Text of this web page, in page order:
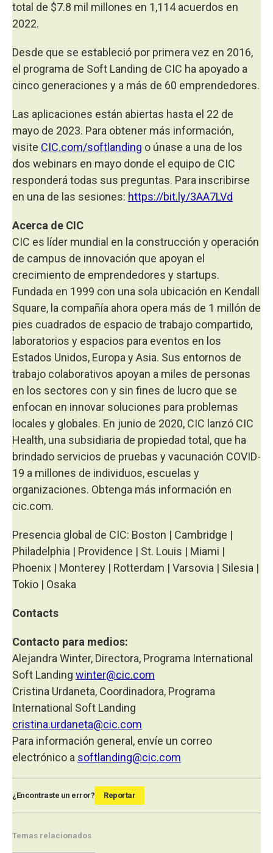
total de $7.8 mil millones en 1,114 acuerdos en
2022.
Desde que se estableció por primera vez en 2016,
el programa de Soft Landing de CIC ha apoyado a
cinco generaciones y a más de 60 emprendedores.
Las aplicaciones están abiertas hasta el 22 de
mayo de 2023. Para obtener más información,
visite CIC.com/softlanding o únase a una de los
dos webinars en mayo donde el equipo de CIC
responderá todas sus preguntas. Para inscribirse
en una de las sesiones: https://bit.ly/3AA7LVd
Acerca de CIC
CIC es líder mundial en la construcción y operación
de campus de innovación que apoyan el
crecimiento de emprendedores y startups.
Fundada en 1999 con una sola ubicación en Kendall
Square, la compañía ahora opera más de 1 millón de
pies cuadrados de espacio de trabajo compartido,
laboratorios y espacios para eventos en los
Estados Unidos, Europa y Asia. Sus entornos de
trabajo colaborativos apoyan a miles de personas
en los sectores con y sin fines de lucro que se
enfocan en innovar soluciones para problemas
locales y globales. En junio de 2020, CIC lanzó CIC
Health, una subsidiaria de propiedad total, que ha
brindado servicios de pruebas y vacunación COVID-
19 a millones de individuos, escuelas y
organizaciones. Obtenga más información en
cic.com.
Presencia global de CIC: Boston | Cambridge |
Philadelphia | Providence | St. Louis | Miami |
Phoenix | Monterey | Rotterdam | Varsovia | Silesia |
Tokio | Osaka
Contacts
Contacto para medios:
Alejandra Winter, Directora, Programa International
Soft Landing winter@cic.com
Cristina Urdaneta, Coordinadora, Programa
International Soft Landing
cristina.urdaneta@cic.com
Para información general, envíe un correo
electrónico a softlanding@cic.com
¿Encontraste un error? Reportar
Temas relacionados